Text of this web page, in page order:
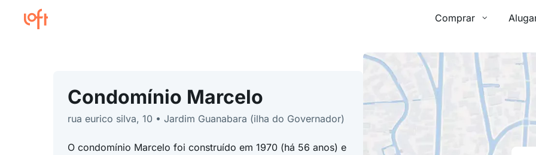
Comprar
Condomínio Marcelo
rua eurico silva, 10 • Jardim Guanabara (ilha do Governador)
O condomínio Marcelo foi construído em 1970 (há 56 anos) e